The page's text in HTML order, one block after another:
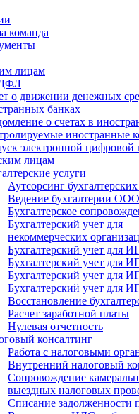
команда
лицам
о движении денежных
банках
о счетах в
иностранные
электронной цифровой
лицам
услуги
Аутсорсинг
Ведение бухгалтерии ООО
Бухгалтерское
Бухгалтерский учет для
некоммерческих
Бухгалтерский учет для
Бухгалтерский учет для
Бухгалтерский учет для
Бухгалтерский учет для
Восстановление
Расчет заработной платы
Нулевая отчетность
консалтинг
Работа с налоговыми
Внутренний налоговый
Сопровождение
выездных налоговых
Списание задолженности